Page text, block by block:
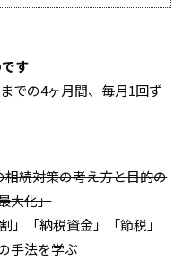
す
での4ヶ月間、毎月1回ず
続対策の考え方と目的の
大化」
」「納税資金」「節税」
手法を学ぶ